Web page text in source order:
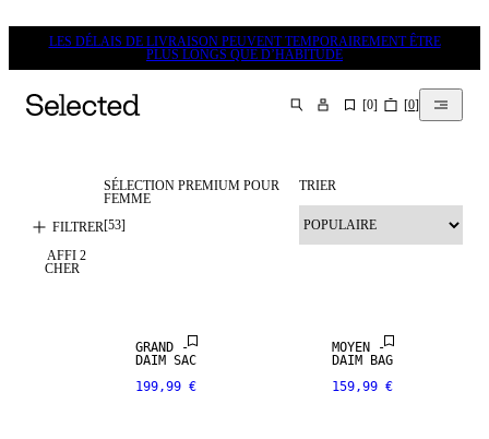
LES DÉLAIS DE LIVRAISON PEUVENT TEMPORAIREMENT ÊTRE
PLUS LONGS QUE D’HABITUDE
CHERCHER [0] [0]
FILTRER
SÉLECTION PREMIUM POUR
FEMME
[53]
TRIER
AFFI
CHER
2
GRAND -
DAIM SAC
199,99 €
NOUVEAUTÉS
MOYEN -
DAIM BAG
159,99 €
NOUVEAUTÉS
PREMIUM
NOUVEAUTÉS
PREMIUM